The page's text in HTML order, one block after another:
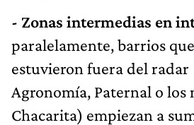
- Zonas intermedias en
paralelamente, barrios
estuvieron fuera del radar
Agronomía, Paternal o los
Chacarita) empiezan a